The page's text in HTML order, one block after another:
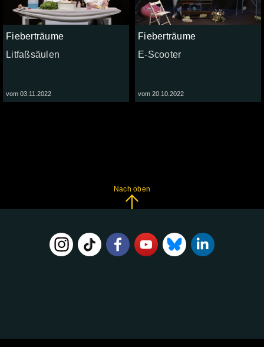
Fieberträume
Litfaßsäulen
vom 03.11.2022
Fieberträume
E-Scooter
vom 20.10.2022
Nach oben